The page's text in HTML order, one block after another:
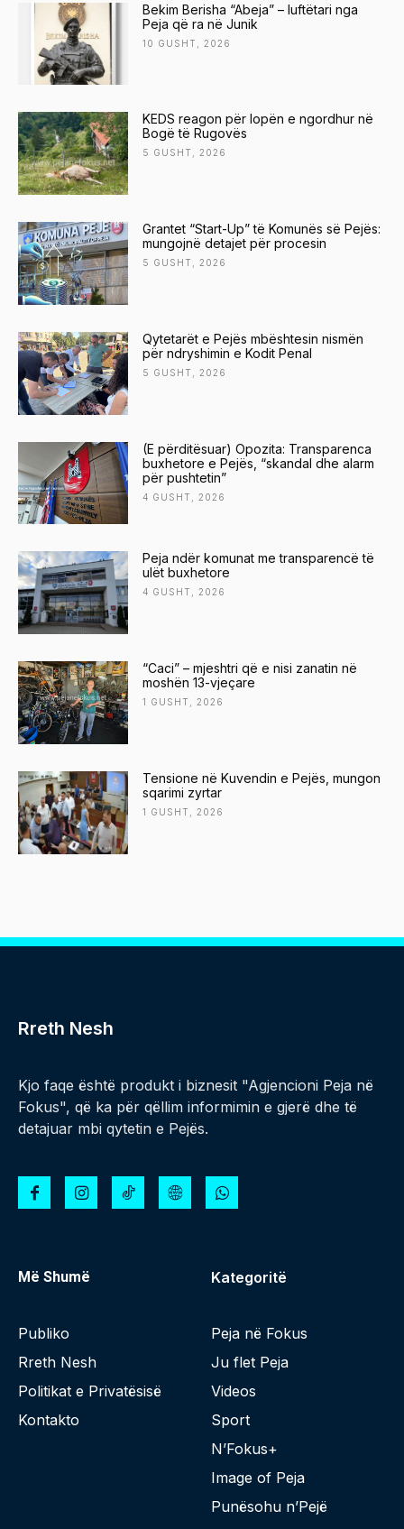
Bekim Berisha “Abeja” – luftëtari nga
Peja që ra në Junik
10 GUSHT, 2026
KEDS reagon për lopën e ngordhur në
Bogë të Rugovës
5 GUSHT, 2026
Grantet “Start-Up” të Komunës së Pejës:
mungojnë detajet për procesin
5 GUSHT, 2026
Qytetarët e Pejës mbështesin nismën
për ndryshimin e Kodit Penal
5 GUSHT, 2026
(E përditësuar) Opozita: Transparenca
buxhetore e Pejës, “skandal dhe alarm
për pushtetin”
4 GUSHT, 2026
Peja ndër komunat me transparencë të
ulët buxhetore
4 GUSHT, 2026
“Caci” – mjeshtri që e nisi zanatin në
moshën 13-vjeçare
1 GUSHT, 2026
Tensione në Kuvendin e Pejës, mungon
sqarimi zyrtar
1 GUSHT, 2026
Rreth Nesh
Kjo faqe është produkt i biznesit "Agjencioni Peja në
Fokus", që ka për qëllim informimin e gjerë dhe të
detajuar mbi qytetin e Pejës.
Më Shumë
Publiko
Rreth Nesh
Politikat e Privatësisë
Kontakto
Kategoritë
Peja në Fokus
Ju flet Peja
Videos
Sport
N’Fokus+
Image of Peja
Punësohu n’Pejë